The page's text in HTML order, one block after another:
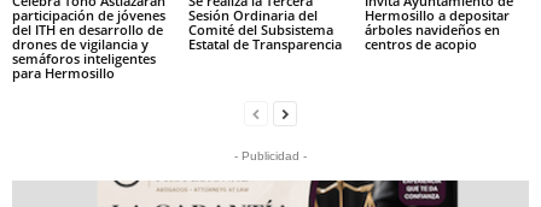
participación de jóvenes
del ITH en desarrollo de
drones de vigilancia y
semáforos inteligentes
para Hermosillo
Sesión Ordinaria del
Comité del Subsistema
Estatal de Transparencia
Hermosillo a depositar
árboles navideños en
centros de acopio
- Publicidad -